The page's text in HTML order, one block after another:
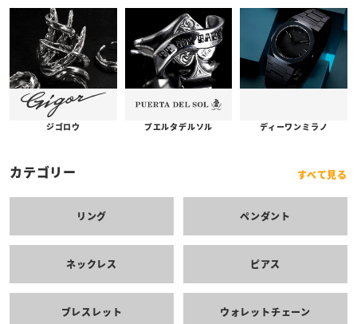
ジゴロウ プエルタデルソル ディーワンミラノ
カテゴリー すべて見る
リング ペンダント
ネックレス ピアス
ブレスレット ウォレットチェーン